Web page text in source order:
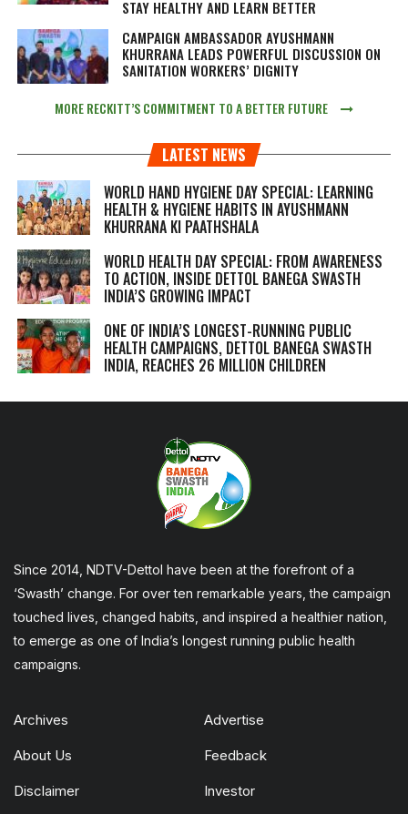
STAY HEALTHY AND LEARN BETTER
CAMPAIGN AMBASSADOR AYUSHMANN
KHURRANA LEADS POWERFUL DISCUSSION ON
SANITATION WORKERS’ DIGNITY
MORE RECKITT’S COMMITMENT TO A BETTER FUTURE
LATEST NEWS
WORLD HAND HYGIENE DAY SPECIAL: LEARNING
HEALTH & HYGIENE HABITS IN AYUSHMANN
KHURRANA KI PAATHSHALA
WORLD HEALTH DAY SPECIAL: FROM AWARENESS
TO ACTION, INSIDE DETTOL BANEGA SWASTH
INDIA’S GROWING IMPACT
ONE OF INDIA’S LONGEST-RUNNING PUBLIC
HEALTH CAMPAIGNS, DETTOL BANEGA SWASTH
INDIA, REACHES 26 MILLION CHILDREN
Since 2014, NDTV-Dettol have been at the forefront of a
‘Swasth’ change. For over ten remarkable years, the campaign
touched lives, changed habits, and inspired a healthier nation,
to emerge as one of India’s longest running public health
campaigns.
Archives Advertise
About Us Feedback
Disclaimer Investor